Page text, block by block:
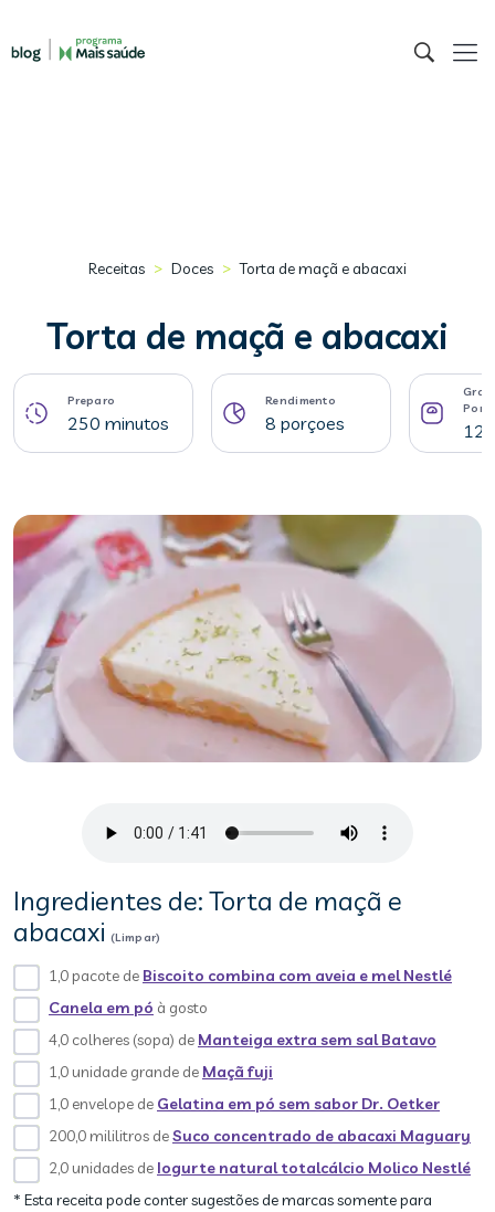
Receitas > Doces > Torta de maçã e abacaxi
Torta de maçã e abacaxi
Preparo
250 minutos
Rendimento
8 porçoes
Ingredientes de: Torta de maçã e
abacaxi (Limpar)
1,0 pacote de Biscoito combina com aveia e mel Nestlé
Canela em pó à gosto
4,0 colheres (sopa) de Manteiga extra sem sal Batavo
1,0 unidade grande de Maçã fuji
1,0 envelope de Gelatina em pó sem sabor Dr. Oetker
200,0 mililitros deSuco concentrado de abacaxi Maguary
2,0 unidades de Iogurte natural totalcálcio Molico Nestlé
* Esta receita pode conter sugestões de marcas somente para